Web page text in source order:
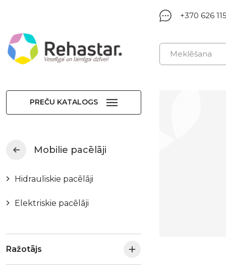
+370 626
PREČU KATALOGS
Mobilie pacēlāji
Hidrauliskie pacēlāji
Elektriskie pacēlāji
Ražotājs